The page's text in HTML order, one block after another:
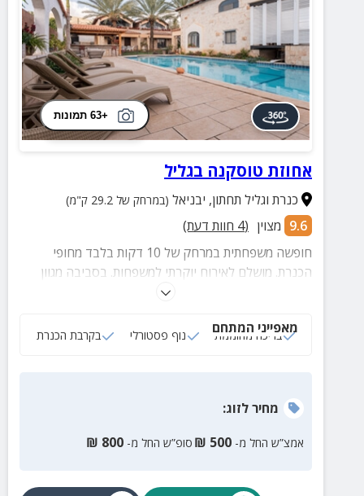
+63 תמונות
אחוזת טוסקנה בגליל
כנרת וגליל תחתון, יבניאל (במרחק של 29.2 ק"מ)
9.6 מצוין (
4 חוות דעת)
חופשה משפחתית במרחק של 10 דקות בלבד מחופי
הכנרת. מושלם לאירוח יוקרתי למשפחות. בסביבה מגוון
אטרקציות לכל המשפחה והגילאים.
מאפייני המתחם
בריכה מחוממת נוף פסטורלי בקרבת הכנרת
מחירלזוג:
אמצ”ש החל מ- 500
₪ סופ”ש החל מ- 800
₪